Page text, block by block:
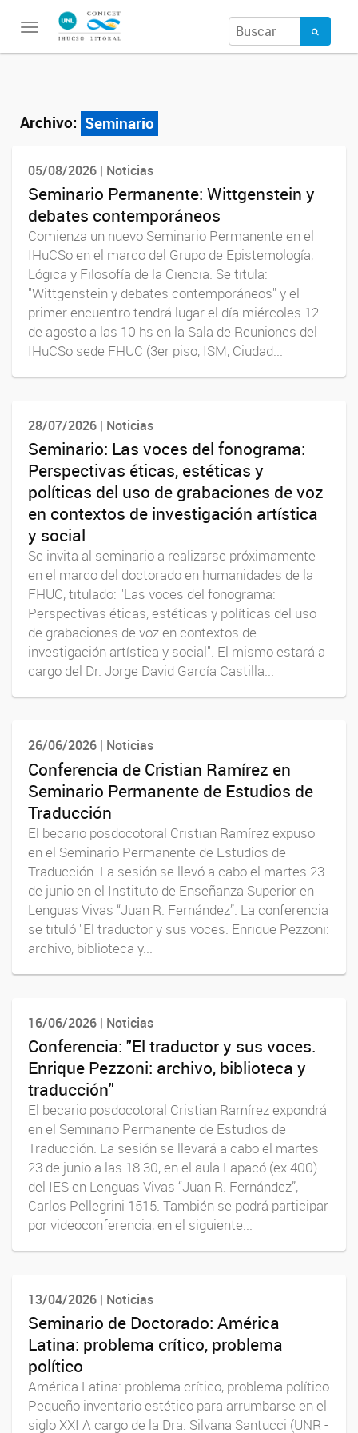
Toggle
Archivo: Seminario
05/08/2026 | Noticias
Seminario Permanente: Wittgenstein y
debates contemporáneos
Comienza un nuevo Seminario Permanente en el
IHuCSo en el marco del Grupo de Epistemología,
Lógica y Filosofía de la Ciencia. Se titula:
"Wittgenstein y debates contemporáneos" y el
primer encuentro tendrá lugar el día miércoles 12
de agosto a las 10 hs en la Sala de Reuniones del
IHuCSo sede FHUC (3er piso, ISM, Ciudad...
28/07/2026 | Noticias
Seminario: Las voces del fonograma:
Perspectivas éticas, estéticas y
políticas del uso de grabaciones de voz
en contextos de investigación artística
y social
Se invita al seminario a realizarse próximamente
en el marco del doctorado en humanidades de la
FHUC, titulado: "Las voces del fonograma:
Perspectivas éticas, estéticas y políticas del uso
de grabaciones de voz en contextos de
investigación artística y social". El mismo estará a
cargo del Dr. Jorge David García Castilla...
26/06/2026 | Noticias
Conferencia de Cristian Ramírez en
Seminario Permanente de Estudios de
Traducción
El becario posdocotoral Cristian Ramírez expuso
en el Seminario Permanente de Estudios de
Traducción. La sesión se llevó a cabo el martes 23
de junio en el Instituto de Enseñanza Superior en
Lenguas Vivas “Juan R. Fernández”. La conferencia
se tituló "El traductor y sus voces. Enrique Pezzoni:
archivo, biblioteca y...
16/06/2026 | Noticias
Conferencia: "El traductor y sus voces.
Enrique Pezzoni: archivo, biblioteca y
traducción"
El becario posdocotoral Cristian Ramírez expondrá
en el Seminario Permanente de Estudios de
Traducción. La sesión se llevará a cabo el martes
23 de junio a las 18.30, en el aula Lapacó (ex 400)
del IES en Lenguas Vivas “Juan R. Fernández”,
Carlos Pellegrini 1515. También se podrá participar
por videoconferencia, en el siguiente...
13/04/2026 | Noticias
Seminario de Doctorado: América
Latina: problema crítico, problema
político
América Latina: problema crítico, problema político
Pequeño inventario estético para arrumbarse en el
siglo XXI A cargo de la Dra. Silvana Santucci (UNR -